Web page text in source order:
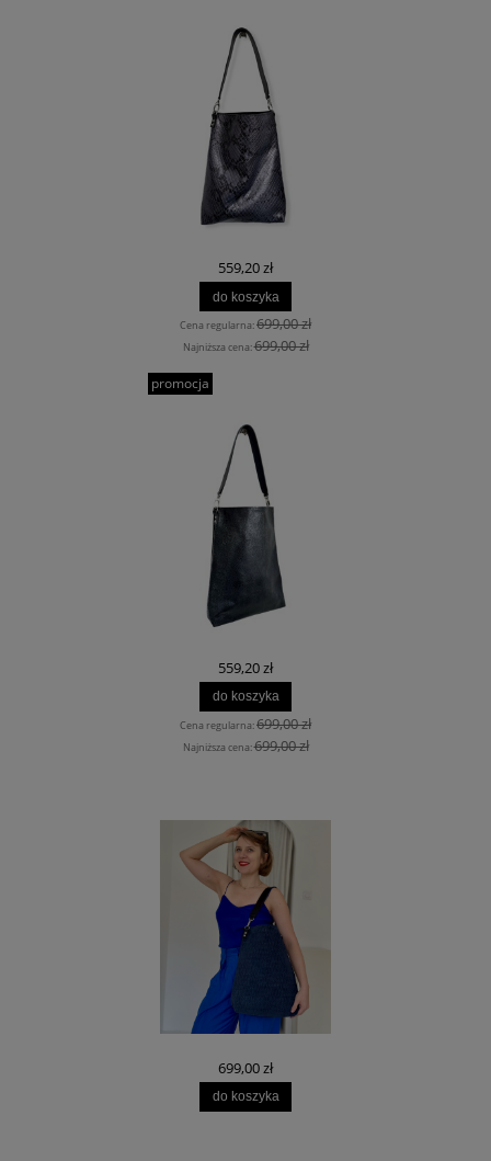
559,20 zł
Cena regularna:699,00 zł
Najniższa cena:699,00 zł
do koszyka
559,20 zł
Cena regularna:699,00 zł
Najniższa cena:699,00 zł
do koszyka
promocja
699,00 zł
do koszyka